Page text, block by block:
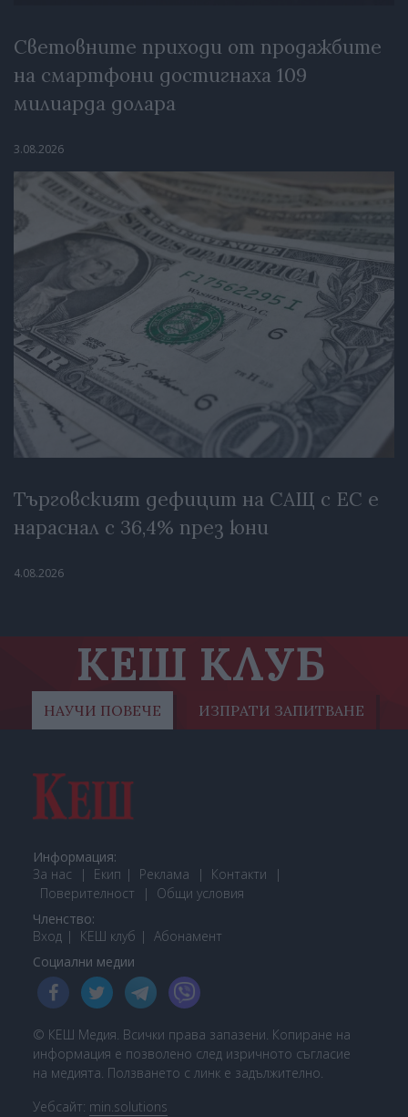
Световните приходи от продажбите
на смартфони достигнаха 109
милиарда долара
3.08.2026
Търговският дефицит на САЩ с ЕС е
нараснал с 36,4% през юни
4.08.2026
КЕШ КЛУБ
НАУЧИ ПОВЕЧЕ ИЗПРАТИ ЗАПИТВАНЕ
Информация:
За нас
Екип Реклама
Контакти
Поверителност
Общи условия
Членство:
Вход
КЕШ клуб Абонамент
Социални медии
© КЕШ Медия. Всички права запазени. Копиране на
информация е позволено след изричното съгласие
на медията. Ползването с линк е задължително.
Уебсайт: min.solutions